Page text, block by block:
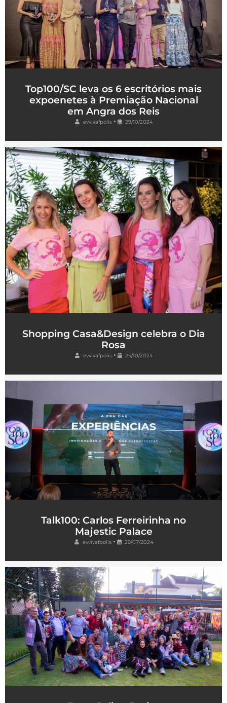
Top100/SC leva os 6 escritórios mais
expoenetes à Premiação Nacional
em Angra dos Reis
evvivafpolis • 29/10/2024
Shopping Casa&Design celebra o Dia
Rosa
evvivafpolis • 25/10/2024
Talk100: Carlos Ferreirinha no
Majestic Palace
evvivafpolis • 29/07/2024